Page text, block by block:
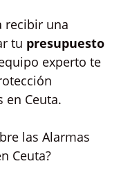
recibir una
tu presupuesto
experto te
en Ceuta.
las Alarmas
Ceuta?